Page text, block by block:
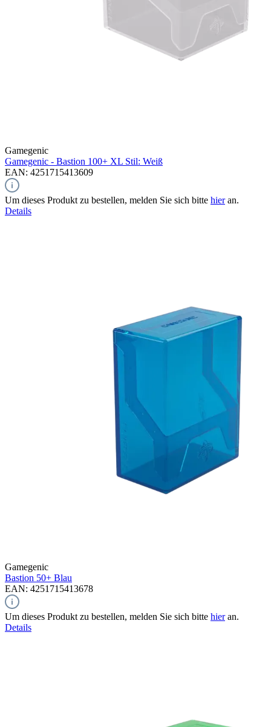
Gamegenic
Gamegenic - Bastion 100+ XL Stil: Weiß
EAN: 4251715413609
Um dieses Produkt zu bestellen, melden Sie sich bitte hieran.
Details
Gamegenic
Bastion 50+ Blau
EAN: 4251715413678
Um dieses Produkt zu bestellen, melden Sie sich bitte hieran.
Details